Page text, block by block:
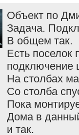
Объект по
Задача.
В общем так.
Есть
подключение
На столбах
Со столба
Пока
Дома в
и так.